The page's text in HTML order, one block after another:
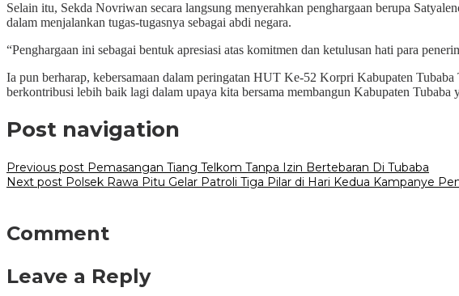
Selain itu, Sekda Novriwan secara langsung menyerahkan penghargaan berupa
dalam menjalankan tugas-tugasnya sebagai abdi negara.
“Penghargaan ini sebagai bentuk apresiasi atas komitmen dan ketulusan hati para
Ia pun berharap, kebersamaan dalam peringatan HUT Ke-52 Korpri Kabupaten
berkontribusi lebih baik lagi dalam upaya kita bersama membangun Kabupaten Tubaba
Post navigation
Previous post Pemasangan Tiang Telkom Tanpa Izin Bertebaran Di Tubaba
Next post Polsek Rawa Pitu Gelar Patroli Tiga Pilar di Hari Kedua Kampanye
Comment
Leave a Reply